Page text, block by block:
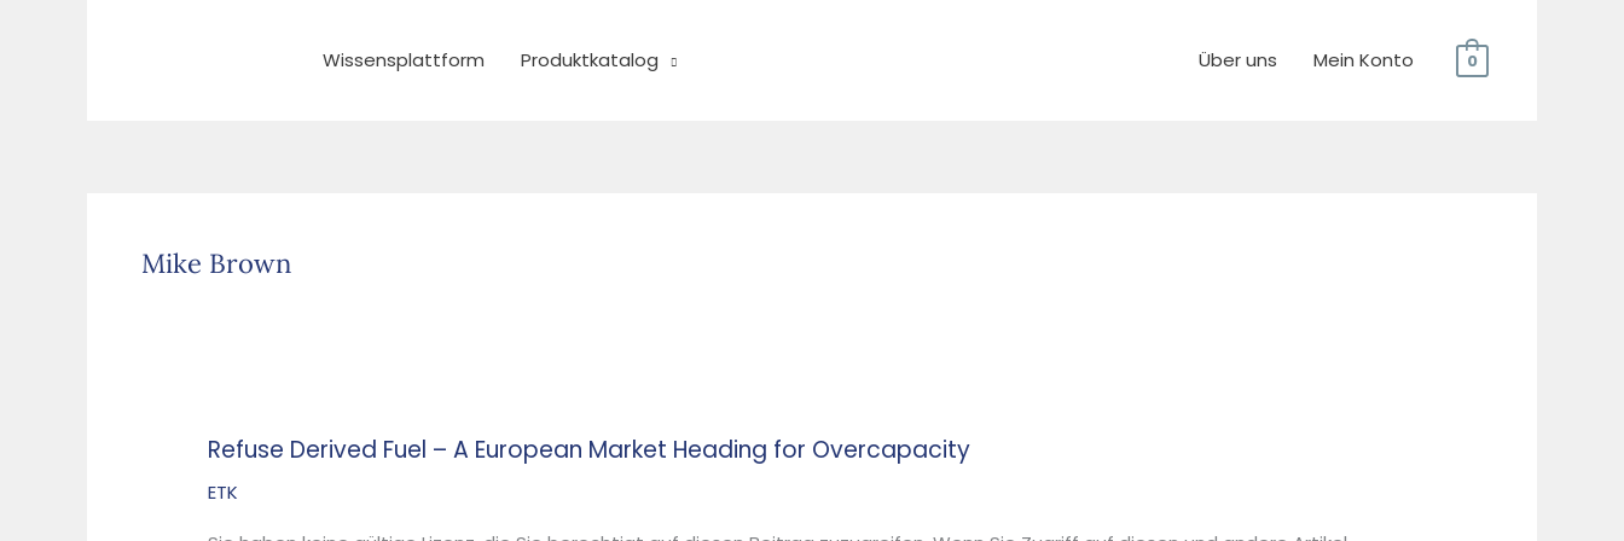
Wissensplattform Produktkatalog Über uns Mein Konto 0
Mike Brown
Refuse Derived Fuel – A European Market Heading for Overcapacity
ETK
Refuse
Derived